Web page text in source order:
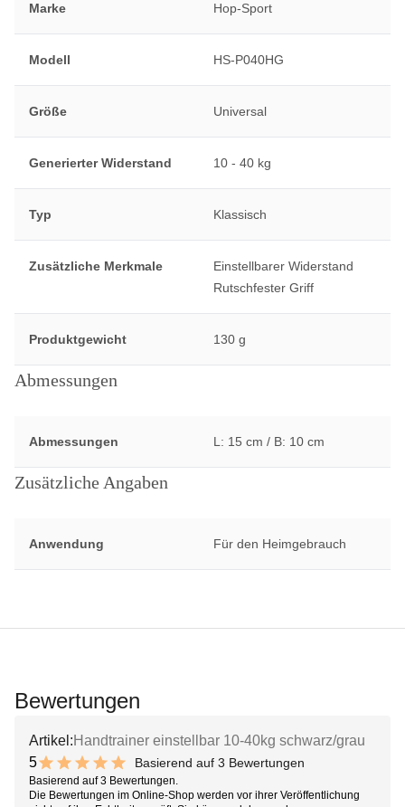
Marke Hop-Sport
Modell HS-P040HG
Größe Universal
Generierter Widerstand 10 - 40 kg
Typ Klassisch
Zusätzliche Merkmale
Einstellbarer Widerstand
Rutschfester Griff
Produktgewicht 130 g
Abmessungen
Abmessungen L: 15 cm / B: 10 cm
Zusätzliche Angaben
Anwendung Für den Heimgebrauch
Bewertungen
Artikel: Handtrainer einstellbar 10-40kg schwarz/grau
5
10 out of 10 stars
Basierend auf 3 Bewertungen
Basierend auf 3 Bewertungen.
Die Bewertungen im Online-Shop werden vor ihrer Veröffentlichung